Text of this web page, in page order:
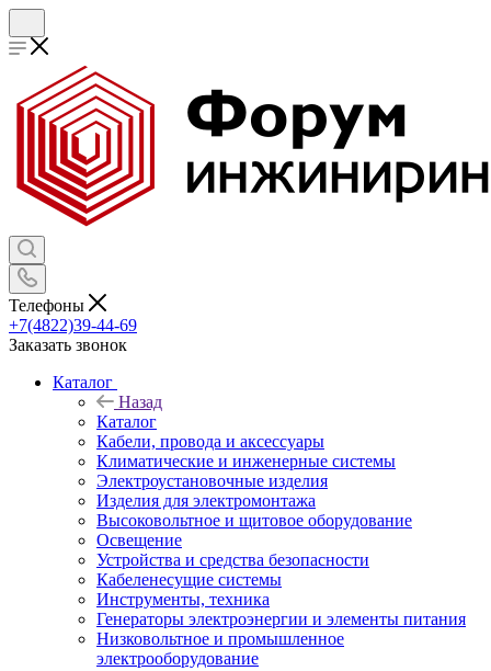
Телефоны
+7(4822)39-44-69
Заказать звонок
Каталог
Назад
Каталог
Кабели, провода и аксессуары
Климатические и инженерные системы
Электроустановочные изделия
Изделия для электромонтажа
Высоковольтное и щитовое оборудование
Освещение
Устройства и средства безопасности
Кабеленесущие системы
Инструменты, техника
Генераторы электроэнергии и элементы питания
Низковольтное и промышленное
электрооборудование